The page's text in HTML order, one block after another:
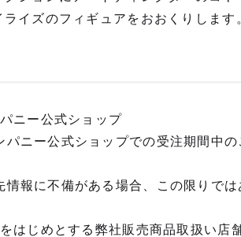
イズのフィギュアをおおくりします
ニー公式ショップ
パニー公式ショップでの受注期間中
報に不備がある場合、この限りでは
はじめとする弊社販売商品取扱い店